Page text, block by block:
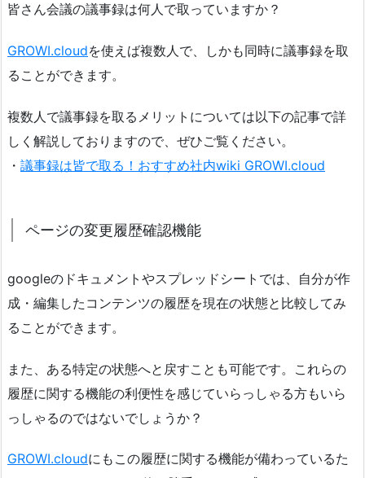
皆さん会議の議事録は何人で取っていますか？
GROWI.cloudを使えば複数人で、しかも同時に議事録を取
ることができます。
複数人で議事録を取るメリットについては以下の記事で詳
しく解説しておりますので、ぜひご覧ください。
・ 議事録は皆で取る！おすすめ社内wiki GROWI.cloud
ページの変更履歴確認機能
googleのドキュメントやスプレッドシートでは、自分が作
成・編集したコンテンツの履歴を現在の状態と比較してみ
ることができます。
また、ある特定の状態へと戻すことも可能です。これらの
履歴に関する機能の利便性を感じていらっしゃる方もいら
っしゃるのではないでしょうか？
GROWI.cloudにもこの履歴に関する機能が備わっているた